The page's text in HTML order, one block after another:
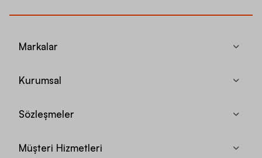
Markalar
Kurumsal
Sözleşmeler
Müşteri Hizmetleri